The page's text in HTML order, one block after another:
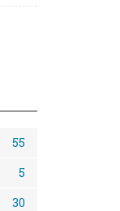
55
5
30